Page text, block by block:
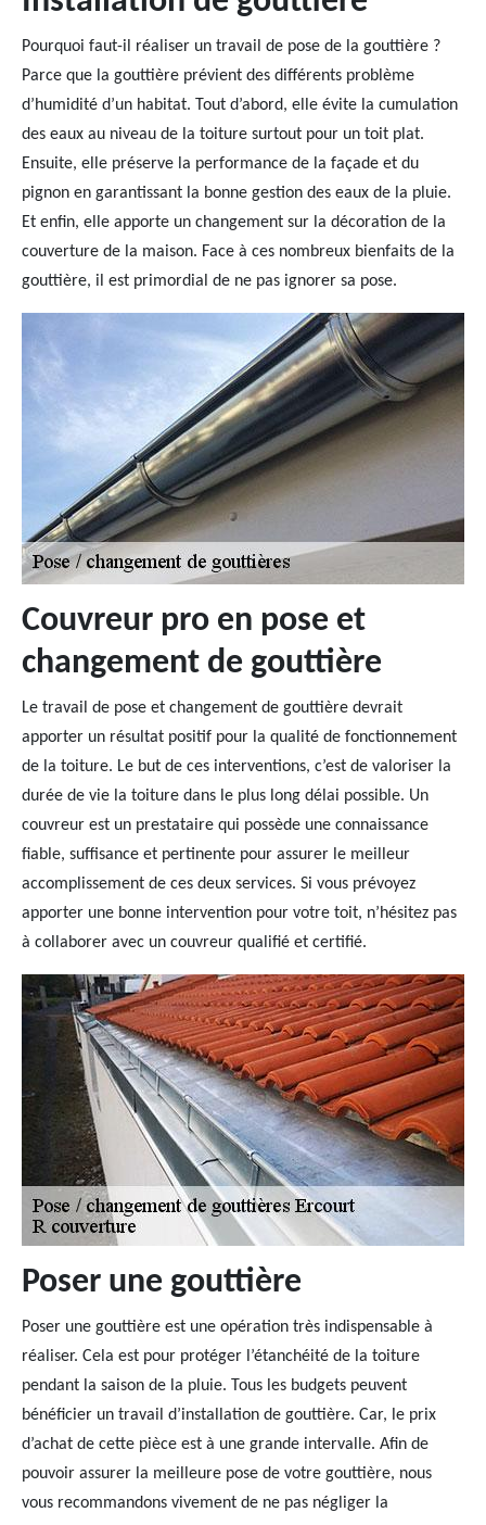
Pourquoi faut-il réaliser un travail de pose de la gouttière ?
Parce que la gouttière prévient des différents problème
d’humidité d’un habitat. Tout d’abord, elle évite la cumulation
des eaux au niveau de la toiture surtout pour un toit plat.
Ensuite, elle préserve la performance de la façade et du
pignon en garantissant la bonne gestion des eaux de la pluie.
Et enfin, elle apporte un changement sur la décoration de la
couverture de la maison. Face à ces nombreux bienfaits de la
gouttière, il est primordial de ne pas ignorer sa pose.
Couvreur pro en pose et
changement de gouttière
Le travail de pose et changement de gouttière devrait
apporter un résultat positif pour la qualité de fonctionnement
de la toiture. Le but de ces interventions, c’est de valoriser la
durée de vie la toiture dans le plus long délai possible. Un
couvreur est un prestataire qui possède une connaissance
fiable, suffisance et pertinente pour assurer le meilleur
accomplissement de ces deux services. Si vous prévoyez
apporter une bonne intervention pour votre toit, n’hésitez pas
à collaborer avec un couvreur qualifié et certifié.
Poser une gouttière
Poser une gouttière est une opération très indispensable à
réaliser. Cela est pour protéger l’étanchéité de la toiture
pendant la saison de la pluie. Tous les budgets peuvent
bénéficier un travail d’installation de gouttière. Car, le prix
d’achat de cette pièce est à une grande intervalle. Afin de
pouvoir assurer la meilleure pose de votre gouttière, nous
vous recommandons vivement de ne pas négliger la